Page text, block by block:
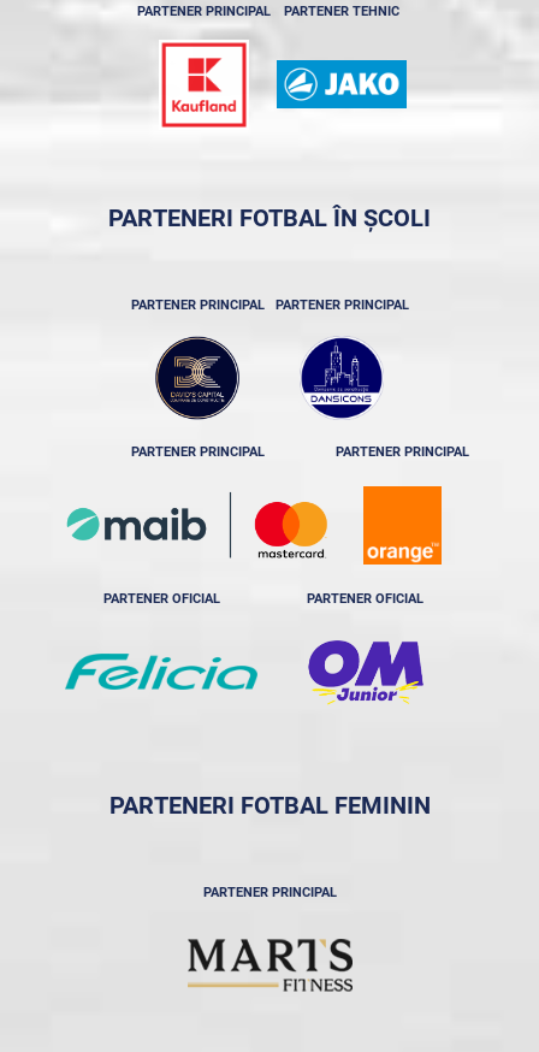
PARTENER PRINCIPAL PARTENER TEHNIC
PARTENERI FOTBAL ÎN ȘCOLI
PARTENER PRINCIPAL PARTENER PRINCIPAL
PARTENER PRINCIPAL PARTENER PRINCIPAL
PARTENER OFICIAL PARTENER OFICIAL
PARTENERI FOTBAL FEMININ
PARTENER PRINCIPAL